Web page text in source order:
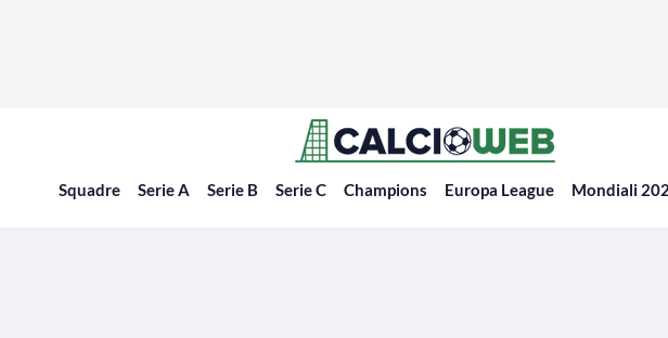
Squadre Serie A Serie B Serie C Champions Europa League Mondiali